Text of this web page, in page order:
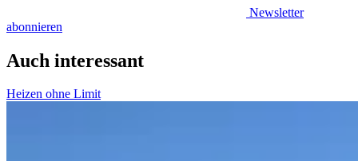
Newsletter
abonnieren
Auch interessant
Heizen ohne Limit